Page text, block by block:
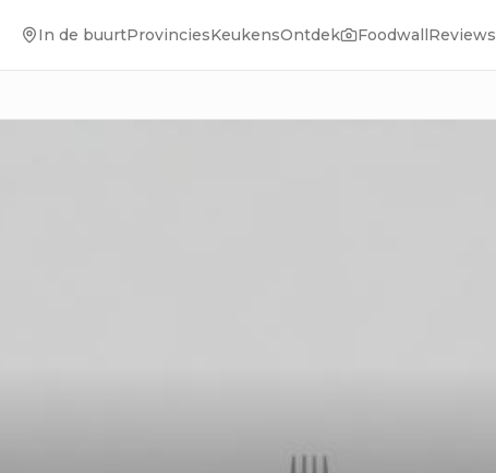
In de buurtProvinciesKeukensOntdek FoodwallReviews